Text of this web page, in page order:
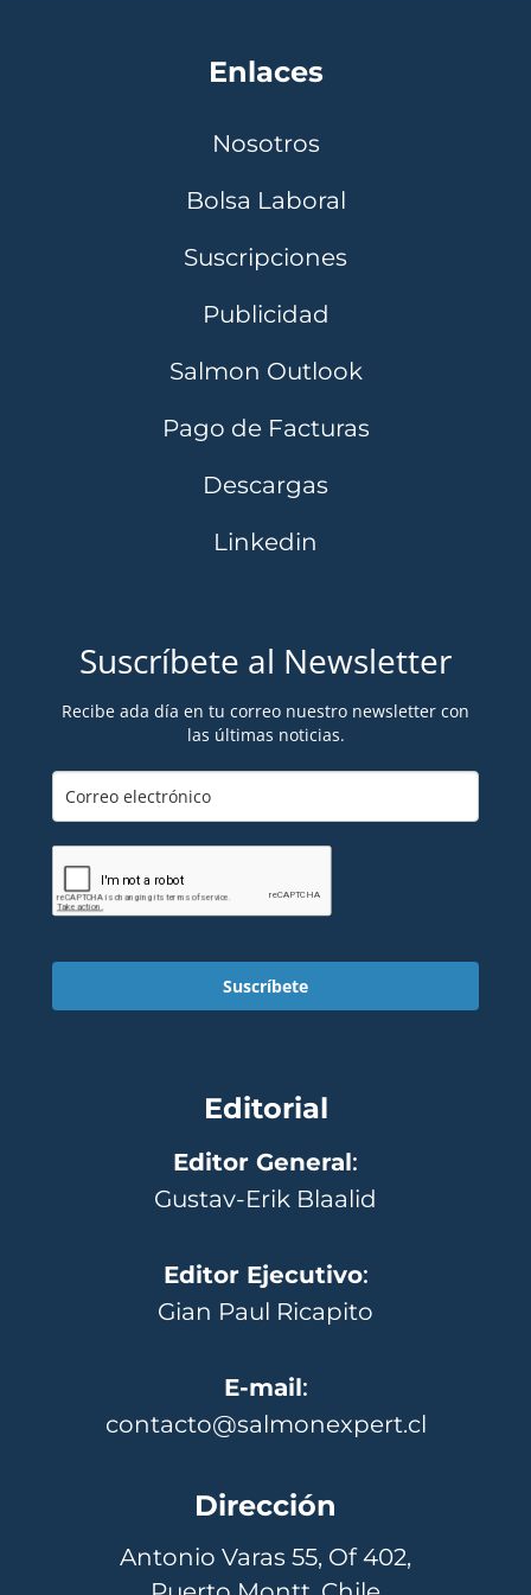
Enlaces
Nosotros
Bolsa Laboral
Suscripciones
Publicidad
Salmon Outlook
Pago de Facturas
Descargas
Linkedin
Suscríbete al Newsletter
Recibe ada día en tu correo nuestro newsletter con
las últimas noticias.
Suscríbete
Editorial
Editor General:
Gustav-Erik Blaalid
Editor Ejecutivo:
Gian Paul Ricapito
E-mail:
contacto@salmonexpert.cl
Dirección
Antonio Varas 55, Of 402,